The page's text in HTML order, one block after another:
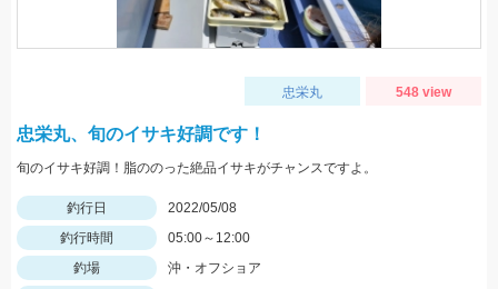
忠栄丸 548 view
忠栄丸、旬のイサキ好調です！
旬のイサキ好調！脂ののった絶品イサキがチャンスですよ。
釣行日
2022/05/08
釣行時間
05:00～12:00
釣場
沖・オフショア